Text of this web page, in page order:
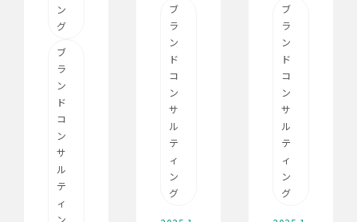
ン
グ
ブ
ラ
ン
ド
コ
ン
サ
ル
テ
ィ
ン
ブ
ラ
ン
ド
コ
ン
サ
ル
テ
ィ
ン
グ
ブ
ラ
ン
ド
コ
ン
サ
ル
テ
ィ
ン
グ